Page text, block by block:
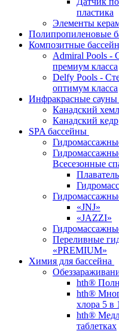
пластика
Элементы
Полипропиленовые
Композитные
Admiral Pools -
премиум класса
Delfy Pools -
оптимум класса
Инфракрасные сауны
Канадский
Канадский кедр
SPA бассейны
Всесезонные
«JNJ»
«JAZZI»
Переливные
«PREMIUM»
Химия для бассейна
hth®
hth®
хлора 5 в 1
hth®
таблетках